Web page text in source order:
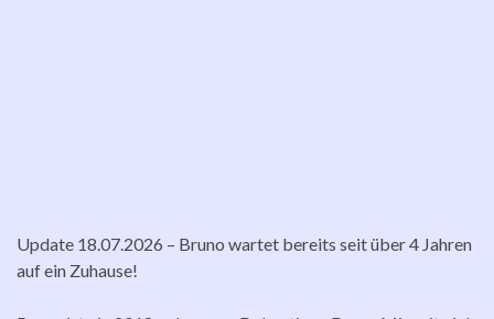
Update 18.07.2026 – Bruno wartet bereits seit über 4 Jahren
auf ein Zuhause!